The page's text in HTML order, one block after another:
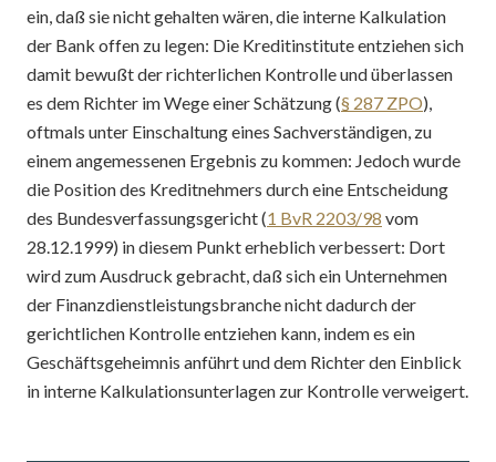
ein, daß sie nicht gehalten wären, die interne Kalkulation
der Bank offen zu legen: Die Kreditinstitute entziehen sich
damit bewußt der richterlichen Kontrolle und überlassen
es dem Richter im Wege einer Schätzung (§ 287 ZPO),
oftmals unter Einschaltung eines Sachverständigen, zu
einem angemessenen Ergebnis zu kommen: Jedoch wurde
die Position des Kreditnehmers durch eine Entscheidung
des Bundesverfassungsgericht (1 BvR 2203/98 vom
28.12.1999) in diesem Punkt erheblich verbessert: Dort
wird zum Ausdruck gebracht, daß sich ein Unternehmen
der Finanzdienstleistungsbranche nicht dadurch der
gerichtlichen Kontrolle entziehen kann, indem es ein
Geschäftsgeheimnis anführt und dem Richter den Einblick
in interne Kalkulationsunterlagen zur Kontrolle verweigert.